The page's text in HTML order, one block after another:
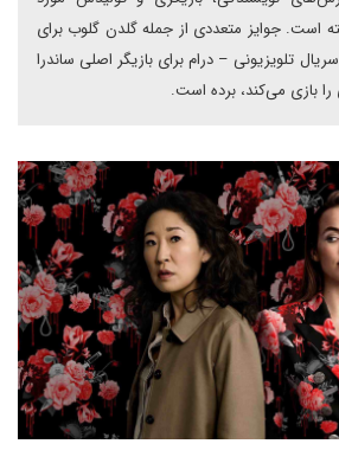
است. جوایز متعددی از جمله گلدن گلوب برای
تلویزیونی – درام برای بازیگر اصلی ساندرا
بازی می‌کند، برده است.